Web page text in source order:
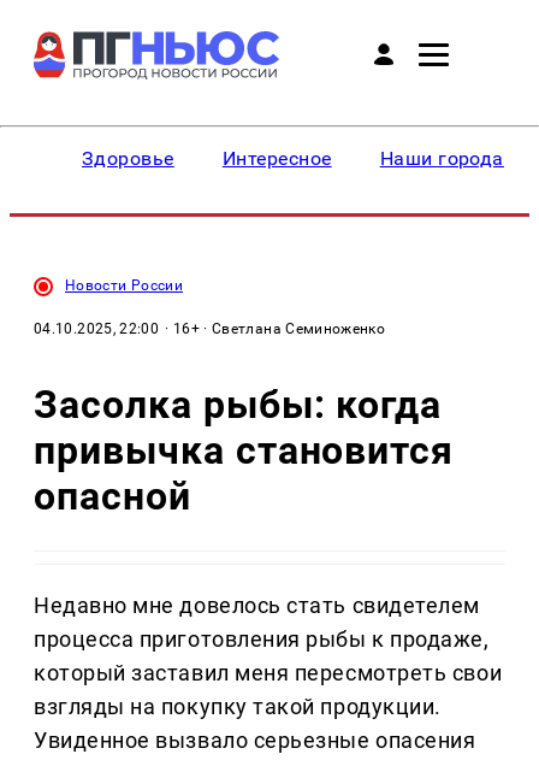
Здоровье Интересное Наши города
Новости России
04.10.2025, 22:00 · 16+ · Светлана Семиноженко
Засолка рыбы: когда
привычка становится
опасной
Недавно мне довелось стать свидетелем
процесса приготовления рыбы к продаже,
который заставил меня пересмотреть свои
взгляды на покупку такой продукции.
Увиденное вызвало серьезные опасения